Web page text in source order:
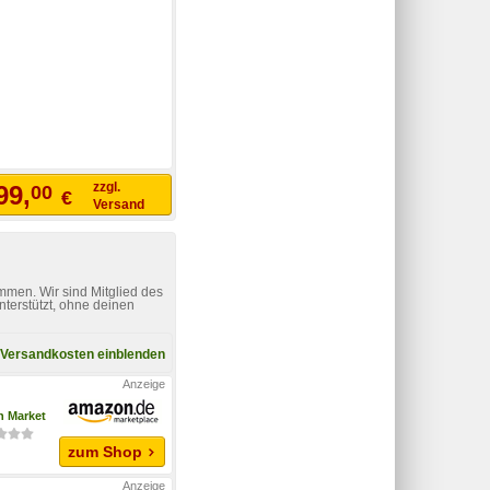
00 €
zzgl.
Versand
Wir sind Mitglied des
ohne deinen
Versandkosten einblenden
Market
zum Shop